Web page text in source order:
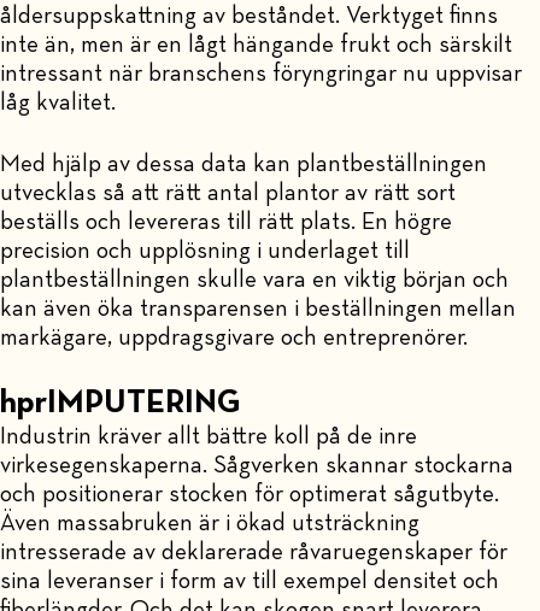
åldersuppskattning av beståndet. Verktyget finns
inte än, men är en lågt hängande frukt och särskilt
intressant när branschens föryngringar nu uppvisar
låg kvalitet.
Med hjälp av dessa data kan plantbeställningen
utvecklas så att rätt antal plantor av rätt sort
beställs och levereras till rätt plats. En högre
precision och upplösning i underlaget till
plantbeställningen skulle vara en viktig början och
kan även öka transparensen i beställningen mellan
markägare, uppdragsgivare och entreprenörer.
hprIMPUTERING
Industrin kräver allt bättre koll på de inre
virkesegenskaperna. Sågverken skannar stockarna
och positionerar stocken för optimerat sågutbyte.
Även massabruken är i ökad utsträckning
intresserade av deklarerade råvaruegenskaper för
sina leveranser i form av till exempel densitet och